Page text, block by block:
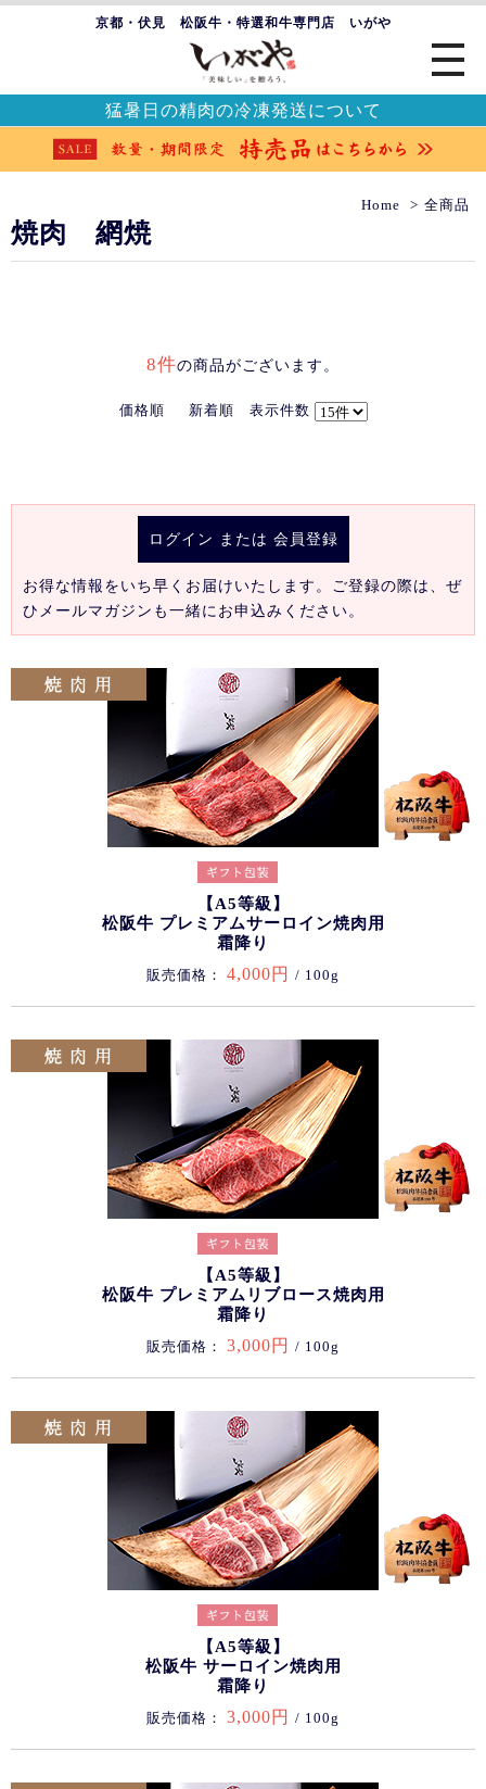
京都・伏見 松阪牛・特選和牛専門店 いがや
猛暑日の精肉の冷凍発送について
Home 全商品
焼肉 網焼
8件の商品がございます。
価格順 新着順 表示件数
ログイン または 会員登録
お得な情報をいち早くお届けいたします。ご登録の際は、ぜ
ひメールマガジンも一緒にお申込みください。
【A5等級】
松阪牛 プレミアムサーロイン焼肉用
霜降り
販売価格： 4,000円 / 100g
【A5等級】
松阪牛 プレミアムリブロース焼肉用
霜降り
販売価格： 3,000円 / 100g
【A5等級】
松阪牛 サーロイン焼肉用
霜降り
販売価格： 3,000円 / 100g